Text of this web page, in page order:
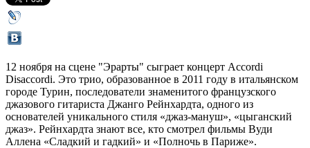
12 ноября на сцене "Эрарты" сыграет концерт Accordi
Disaccordi. Это трио, образованное в 2011 году в итальянском
городе Турин, последователи знаменитого французского
джазового гитариста Джанго Рейнхардта, одного из
основателей уникального стиля «джаз-мануш», «цыганский
джаз». Рейнхардта знают все, кто смотрел фильмы Вуди
Аллена «Сладкий и гадкий» и «Полночь в Париже».